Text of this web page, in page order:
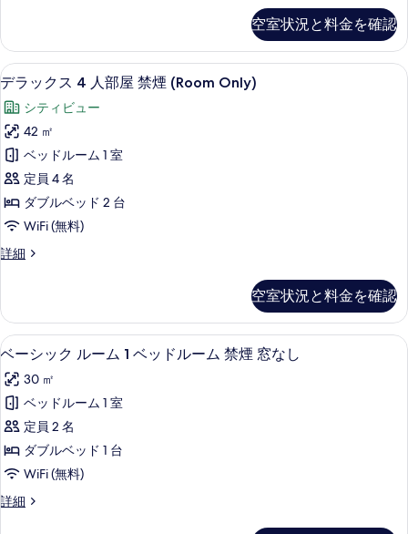
真
を
表
示
す
る
禁
煙
窓
な
し
(Room
Only)
の
す
べ
写
真
を
表
示
す
る
ア
4
人
屋
禁
煙
窓
な
し
(Room
Only)
の
詳
空室状況と料金を確認
デ
ラ
ッ
ク
ス
4
人
部
屋
煙
(Room
Only)
の
す
べ
て
の
写
羽毛の掛け布団、セーフティボック
7
デラックス 4 人部屋 禁煙 (Room Only)
シティビュー
42 ㎡
ベッドルーム 1 室
定員 4 名
ダブルベッド 2 台
WiFi (無料)
詳細
デ
ス
4
人
屋
禁
煙
(Room
Only)
の
詳
細
空室状況と料金を確認
ベ
ー
シ
ッ
ク
ル
ム
羽毛の掛け布団、セーフティボック
5
ベーシック ルーム 1 ベッドルーム 禁煙 窓なし
30 ㎡
ベッドルーム 1 室
定員 2 名
ダブルベッド 1 台
WiFi (無料)
詳細
ベ